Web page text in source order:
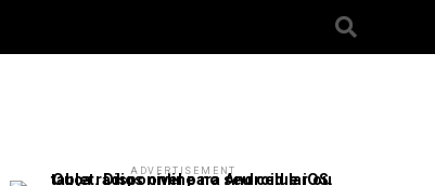
ADVERTISEMENT